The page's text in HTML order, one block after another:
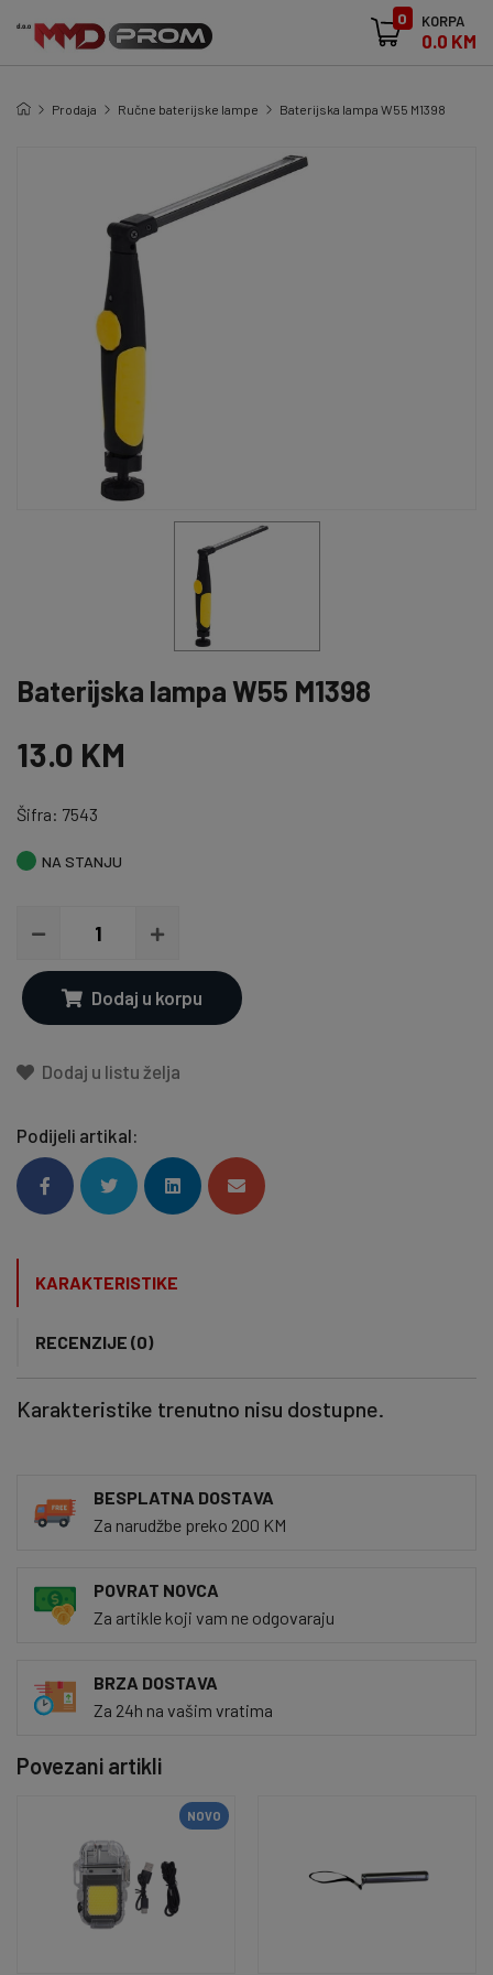
0 KORPA
0.0 KM
Prodaja Ručne baterijske lampe Baterijska lampa W55 M1398
Baterijska lampa W55 M1398
13.0 KM
Šifra: 7543
NA STANJU
Dodaj u korpu
Dodaj u listu želja
Podijeli artikal:
KARAKTERISTIKE
RECENZIJE (0)
Karakteristike trenutno nisu dostupne.
BESPLATNA DOSTAVA
Za narudžbe preko 200 KM
POVRAT NOVCA
Za artikle koji vam ne odgovaraju
BRZA DOSTAVA
Za 24h na vašim vratima
Povezani artikli
NOVO